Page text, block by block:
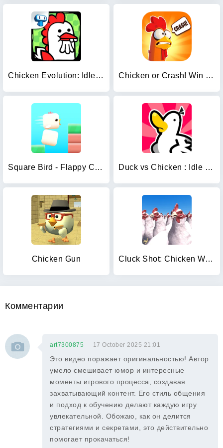
Chicken Evolution: Idle Game Chicken or Crash! Win Bitcoin.
Square Bird - Flappy Chicken Duck vs Chicken : Idle Defense
Chicken Gun Cluck Shot: Chicken War FPS
Комментарии
art7300875 17 October 2025 21:01
Это видео поражает оригинальностью! Автор
умело смешивает юмор и интересные
моменты игрового процесса, создавая
захватывающий контент. Его стиль общения
и подход к обучению делают каждую игру
увлекательной. Обожаю, как он делится
стратегиями и секретами, это действительно
помогает прокачаться!